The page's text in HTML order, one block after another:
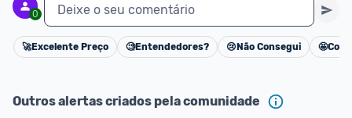
0 Deixe o seu comentário
Cancelar
🚀Excelente Preço 🧐Entendedores? 😢 Não Consegui 🤩
Outros alertas criados pela comunidade